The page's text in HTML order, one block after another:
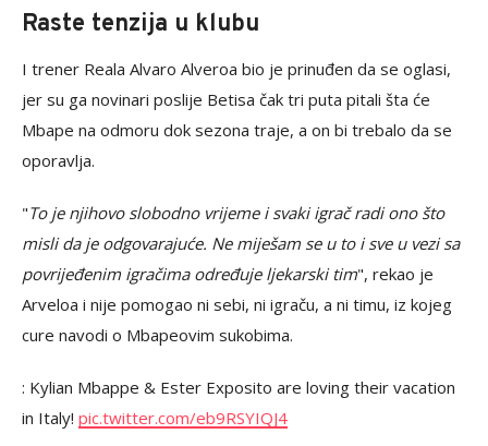
Raste tenzija u klubu
I trener Reala Alvaro Alveroa bio je prinuđen da se oglasi,
jer su ga novinari poslije Betisa čak tri puta pitali šta će
Mbape na odmoru dok sezona traje, a on bi trebalo da se
oporavlja.
"To je njihovo slobodno vrijeme i svaki igrač radi ono što
misli da je odgovarajuće. Ne miješam se u to i sve u vezi sa
povrijeđenim igračima određuje ljekarski tim", rekao je
Arveloa i nije pomogao ni sebi, ni igraču, a ni timu, iz kojeg
cure navodi o Mbapeovim sukobima.
: Kylian Mbappe & Ester Exposito are loving their vacation
in Italy! ️ pic.twitter.com/eb9RSYIQJ4